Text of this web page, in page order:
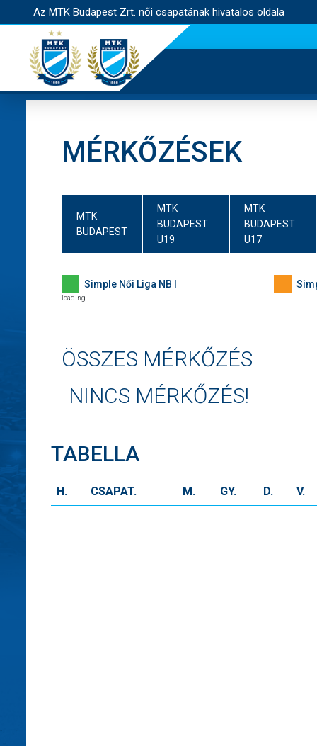
Az MTK Budapest Zrt. női csapatának hivatalos oldala
MÉRKŐZÉSEK
MTK
BUDAPEST
MTK
BUDAPEST
U19
MTK
BUDAPEST
U17
Simple Női Liga NB I
ÖSSZES MÉRKŐZÉS
NINCS MÉRKŐZÉS!
TABELLA
H. CSAPAT. M. GY. D. V.